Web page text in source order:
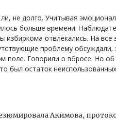
не долго. Учитывая
больше времени.
избиркома отвлекались. На
проблему
поле. Говорили о вбросе. Но
был остаток
Акимова,